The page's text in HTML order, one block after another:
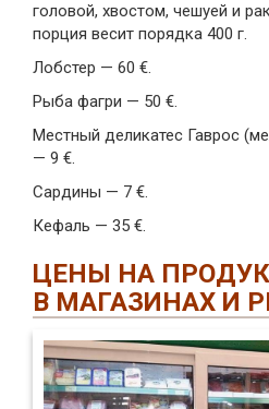
головой, хвостом, чешуей и
порция весит порядка 400 г.
Лобстер — 60 €.
Рыба фагри — 50 €.
Местный деликатес Гаврос
— 9 €.
Сардины — 7 €.
Кефаль — 35 €.
ЦЕНЫ НА
В МАГАЗИНАХ И